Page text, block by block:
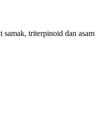
triterpinoid dan